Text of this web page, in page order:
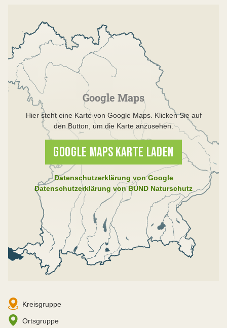
Google Maps
Hier steht eine Karte von Google Maps. Klicken Sie auf
den Button, um die Karte anzusehen.
GOOGLE MAPS KARTE LADEN
Datenschutzerklärung von Google
Datenschutzerklärung von BUND Naturschutz
Kreisgruppe
Ortsgruppe